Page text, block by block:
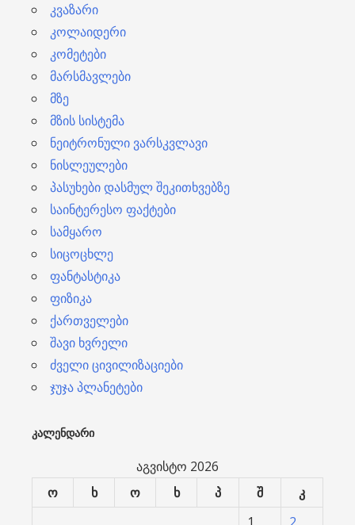
კვაზარი
კოლაიდერი
კომეტები
მარსმავლები
მზე
მზის სისტემა
ნეიტრონული ვარსკვლავი
ნისლეულები
პასუხები დასმულ შეკითხვებზე
საინტერესო ფაქტები
სამყარო
სიცოცხლე
ფანტასტიკა
ფიზიკა
ქართველები
შავი ხვრელი
ძველი ცივილიზაციები
ჯუჯა პლანეტები
ᲙᲐᲚᲔᲜᲓᲐᲠᲘ
აგვისტო 2026
ო
ხ ო ხ პ შ
კ